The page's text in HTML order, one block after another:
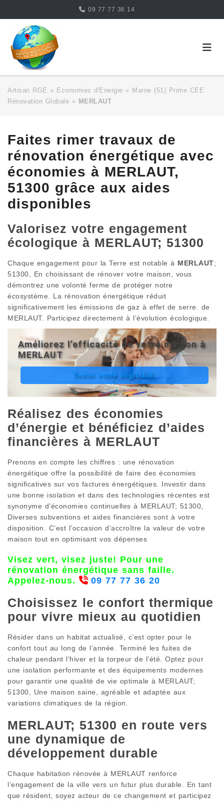
content
09 77 77 36 14
Artisan RGE » Economies d'Energie » Marne (51) Prime CEE
Rénovation Globale » MERLAUT
Faites rimer travaux de
rénovation énergétique avec
économies à MERLAUT,
51300 grâce aux aides
disponibles
Valorisez votre engagement
écologique à MERLAUT; 51300
Chaque engagement pour la Terre est notable à MERLAUT;
51300, En choisissant de rénover votre maison, vous
démontrez une volonté ferme de protéger notre
écosystème. La rénovation énergétique réduit
significativement les émissions de gaz à effet de serre. de
MERLAUT. Participez directement à l’évolution écologique.
Améliorez l’efficacité de votre maison à
MERLAUT
Tester votre éligibilité.
Réalisez des économies
d’énergie et bénéficiez d’aides
financières à MERLAUT
Prenons en compte les chiffres : une rénovation
énergétique offre la possibilité de faire des économies
significatives sur vos factures énergétiques. Investir dans
une bonne isolation et dans des technologies récentes est
synonyme d’économies continuelles à MERLAUT; 51300,
Diverses subventions et aides financières sont à votre
disposition. C’est l’occasion d’accroître la valeur de votre
maison tout en optimisant vos dépenses
Visez vert, visez juste! Pour une
rénovation énergétique sans faille.
Appelez-nous.
09 77 77 36 20
Choisissez le confort thermique
pour vivre mieux au quotidien
Résider dans un habitat actualisé, c’est opter pour le
confort tout au long de l’année. Terminé les fuites de
chaleur pendant l’hiver et la torpeur de l’été. Optez pour
une isolation performante et des équipements modernes
pour garantir une qualité de vie optimale à MERLAUT;
51300, Une maison saine, agréable et adaptée aux
variations climatiques de la région.
MERLAUT; 51300 en route vers
une dynamique de
développement durable
Chaque habitation rénovée à MERLAUT renforce
l’engagement de la ville vers un futur plus durable. En tant
que résident, soyez acteur de ce changement et participez